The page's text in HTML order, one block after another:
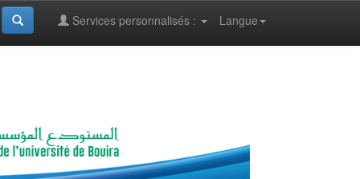
Langue
Services personnalisés :